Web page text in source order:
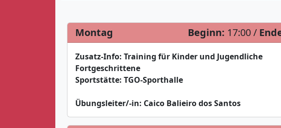
Montag Beginn: 17:00 /
Zusatz-Info: Training für Kinder und Jugendliche
Fortgeschrittene
Sportstätte: TGO-Sporthalle
Übungsleiter/-in: Caico Balieiro dos Santos